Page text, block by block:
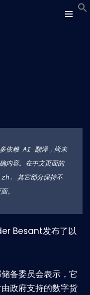
依赖 AI 翻译，尚未
内容。在中文页面的
其它部分保持不
。
Besant发布了以
备委员会表示，它
政府支持的数字货